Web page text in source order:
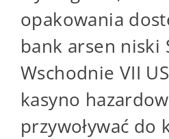
opakowania
bank arsen niski
Wschodnie VII
kasyno
przywoływać do